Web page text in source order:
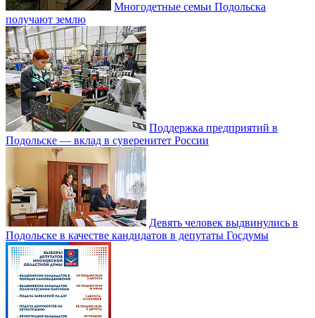
Многодетные семьи Подольска
получают землю
Поддержка предприятий в
Подольске — вклад в суверенитет России
Девять человек выдвинулись в
Подольске в качестве кандидатов в депутаты Госдумы